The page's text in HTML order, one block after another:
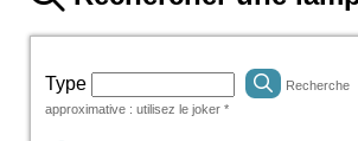
Type
Recherche
approximative : utilisez le joker *